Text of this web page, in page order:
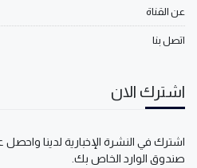
عن القناة
اتصل بنا
اشترك الان
اشترك في النشرة الإخبارية لدينا واحصل
صندوق الوارد الخاص بك.